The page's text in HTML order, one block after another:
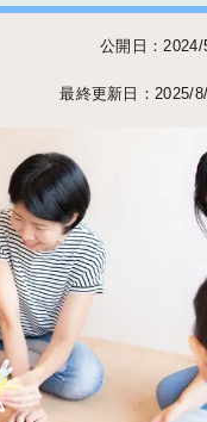
公開日：2024/
最終更新日：2025/